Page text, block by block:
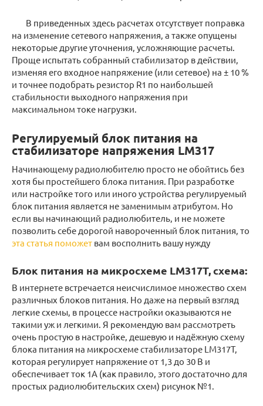
В приведенных здесь расчетах отсутствует поправка
на изменение сетевого напряжения, а также опущены
некоторые другие уточнения, усложняющие расчеты.
Проще испытать собранный стабилизатор в действии,
изменяя его входное напряжение (или сетевое) на ± 10 %
и точнее подобрать резистор R1 по наибольшей
стабильности выходного напряжения при
максимальном токе нагрузки.
Регулируемый блок питания на
стабилизаторе напряжения LM317
Начинающему радиолюбителю просто не обойтись без
хотя бы простейшего блока питания. При разработке
или настройке того или иного устройства регулируемый
блок питания является не заменимым атрибутом. Но
если вы начинающий радиолюбитель, и не можете
позволить себе дорогой навороченный блок питания, то
эта статья поможет вам восполнить вашу нужду
Блок питания на микросхеме LM317T, схема:
В интернете встречается неисчислимое множество схем
различных блоков питания. Но даже на первый взгляд
легкие схемы, в процессе настройки оказываются не
такими уж и легкими. Я рекомендую вам рассмотреть
очень простую в настройке, дешевую и надёжную схему
блока питания на микросхеме стабилизаторе LM317T,
которая регулирует напряжение от 1,3 до 30 В и
обеспечивает ток 1А (как правило, этого достаточно для
простых радиолюбительских схем) рисунок №1.